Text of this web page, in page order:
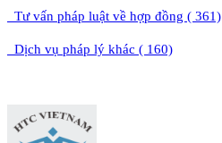
Tư vấn pháp luật về hợp đồng ( 361)
Dịch vụ pháp lý khác ( 160)